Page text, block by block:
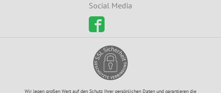
Social Media
Wir legen großen Wert auf den Schutz Ihrer persönlichen Daten und garantieren die